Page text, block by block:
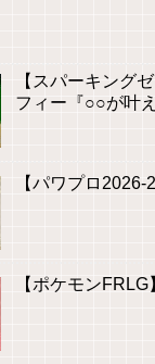
【スパーキング
フィー『○○が叶
【パワプロ
【ポケモン